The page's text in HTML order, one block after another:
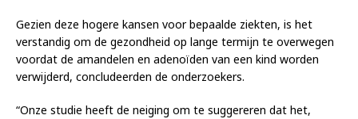
Gezien deze hogere kansen voor bepaalde ziekten, is het
verstandig om de gezondheid op lange termijn te overwegen
voordat de amandelen en adenoïden van een kind worden
verwijderd, concludeerden de onderzoekers.
“Onze studie heeft de neiging om te suggereren dat het,